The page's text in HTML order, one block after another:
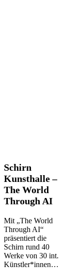
Schirn
Kunsthalle
–
The
World
AI
Schirn
Kunsthalle –
The World
Through AI
Mit „The World
Through AI“
präsentiert die
Schirn rund 40
Werke von 30 int.
Künstler*innen…